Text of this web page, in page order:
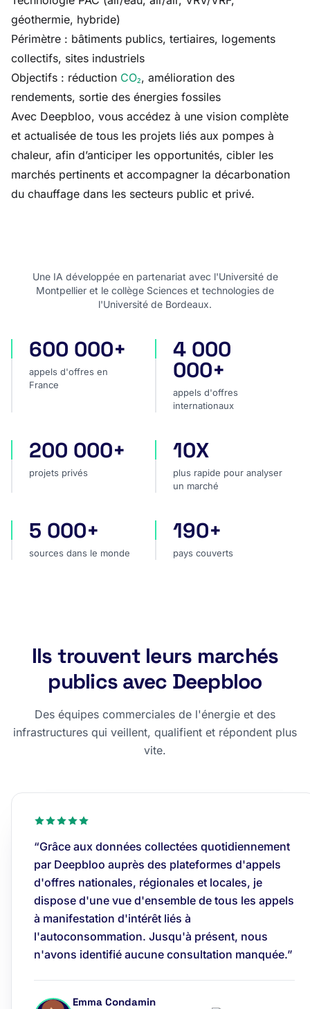
géothermie, hybride)
Périmètre : bâtiments publics, tertiaires, logements
collectifs, sites industriels
Objectifs : réduction CO₂, amélioration des
rendements, sortie des énergies fossiles
Avec Deepbloo, vous accédez à une vision complète
et actualisée de tous les projets liés aux pompes à
chaleur, afin d’anticiper les opportunités, cibler les
marchés pertinents et accompagner la décarbonation
du chauffage dans les secteurs public et privé.
Une IA développée en partenariat avec l'Université de
Montpellier et le collège Sciences et technologies de
l'Université de Bordeaux.
appels d'offres en France
600 000+
appels d'offres en
France
appels d'offres
4 000
000+
appels d'offres
internationaux
projets privés
200 000+
projets privés
plus rapide pour analyser
10X
plus rapide pour analyser
un marché
sources dans le monde
5 000+
sources dans le monde
pays couverts
190+
pays couverts
Ils trouvent leurs marchés
publics avec Deepbloo
Des équipes commerciales de l'énergie et des
infrastructures qui veillent, qualifient et répondent plus
vite.
“Grâce aux données collectées quotidiennement
par Deepbloo auprès des plateformes d'appels
d'offres nationales, régionales et locales, je
dispose d'une vue d'ensemble de tous les appels
à manifestation d'intérêt liés à
l'autoconsommation. Jusqu'à présent, nous
n'avons identifié aucune consultation manquée.”
Emma Condamin